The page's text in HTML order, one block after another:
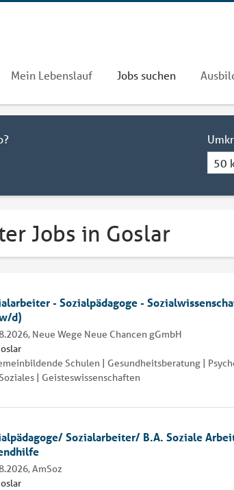
Mein Lebenslauf Jobs suchen
50
Jobs in Goslar
- Sozialpädagoge -
d)
Neue Wege Neue Chancen gGmbH
Schulen | Gesundheitsberatung |
| Geisteswissenschaften
Sozialarbeiter/ B.A. Soziale
AmSoz